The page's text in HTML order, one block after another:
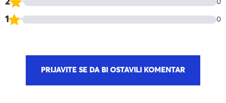
2 0
1 0
PRIJAVITE SE DA BI OSTAVILI KOMENTAR